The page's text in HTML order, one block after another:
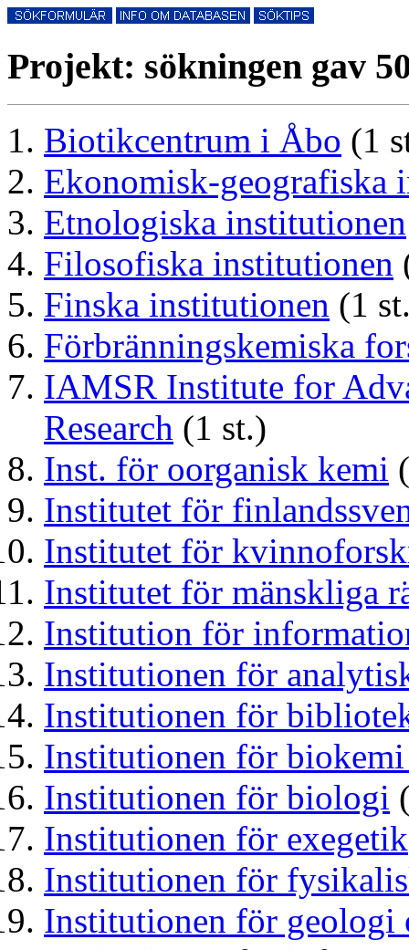
Projekt: sökningen gav
Biotikcentrum i Åbo (1
Ekonomisk-geografiska
Etnologiska institutionen
Filosofiska institutionen
Finska institutionen (1
Förbränningskemiska
IAMSR Institute for
Research (1 st.)
Inst. för oorganisk kemi
Institutet för
Institutet för
Institutet för mänskliga
Institution för
Institutionen för
Institutionen för
Institutionen för
Institutionen för biologi
Institutionen för exegetik
Institutionen för
Institutionen för geologi